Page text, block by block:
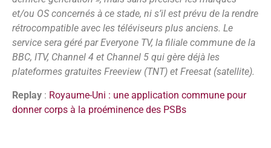
et/ou OS concernés à ce stade, ni s’il est prévu de la rendre
rétrocompatible avec les téléviseurs plus anciens. Le
service sera géré par Everyone TV, la filiale commune de la
BBC, ITV, Channel 4 et Channel 5 qui gère déjà les
plateformes gratuites Freeview (TNT) et Freesat (satellite).
Replay : Royaume-Uni : une application commune pour
donner corps à la proéminence des PSBs